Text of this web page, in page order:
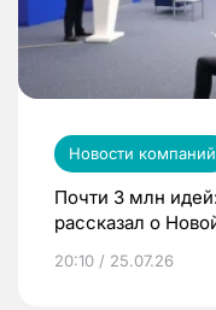
Новости компаний
Почти 3 млн
рассказал о
20:10 / 25.07.26